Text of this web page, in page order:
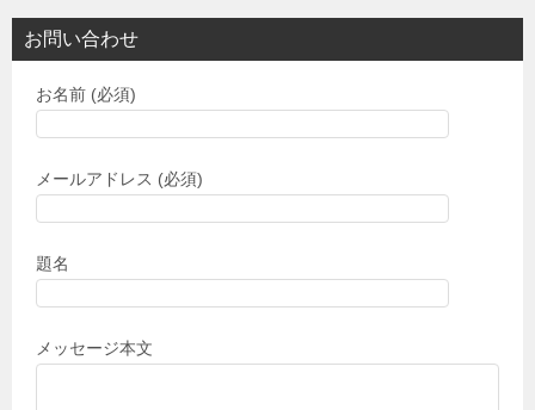
お問い合わせ
お名前 (必須)
メールアドレス (必須)
題名
メッセージ本文